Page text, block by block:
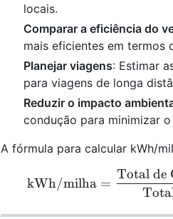
locais.
Comparar a eficiência do
mais eficientes em termos
Planejar viagens: Estimar
para viagens de longa
Reduzir o impacto
condução para minimizar
A fórmula para calcular kWh/
kWh/milha =
Total de